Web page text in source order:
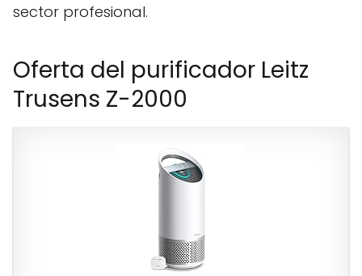
sector profesional.
Oferta del purificador Leitz
Trusens Z-2000